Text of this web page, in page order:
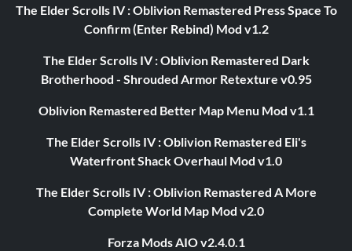
The Elder Scrolls IV : Oblivion Remastered Press Space To
Confirm (Enter Rebind) Mod v1.2
The Elder Scrolls IV : Oblivion Remastered Dark
Brotherhood - Shrouded Armor Retexture v0.95
Oblivion Remastered Better Map Menu Mod v1.1
The Elder Scrolls IV : Oblivion Remastered Eli's
Waterfront Shack Overhaul Mod v1.0
The Elder Scrolls IV : Oblivion Remastered A More
Complete World Map Mod v2.0
Forza Mods AIO v2.4.0.1